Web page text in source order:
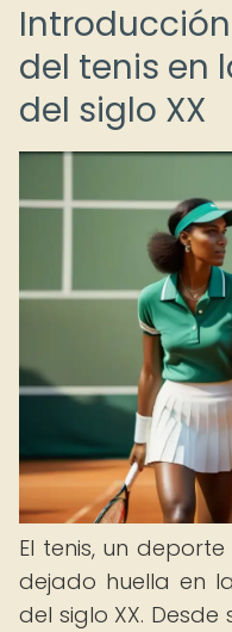
del tenis en
del siglo XX
El tenis, un
dejado huella en
del siglo XX.